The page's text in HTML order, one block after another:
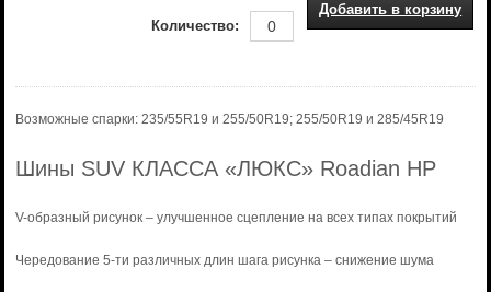
Добавить в корзину
Количество:
Возможные спарки: 235/55R19 и 255/50R19; 255/50R19 и 285/45R19
Шины SUV КЛАССА «ЛЮКС» Roadian HP
V-образный рисунок – улучшенное сцепление на всех типах покрытий
Чередование 5-ти различных длин шага рисунка – снижение шума